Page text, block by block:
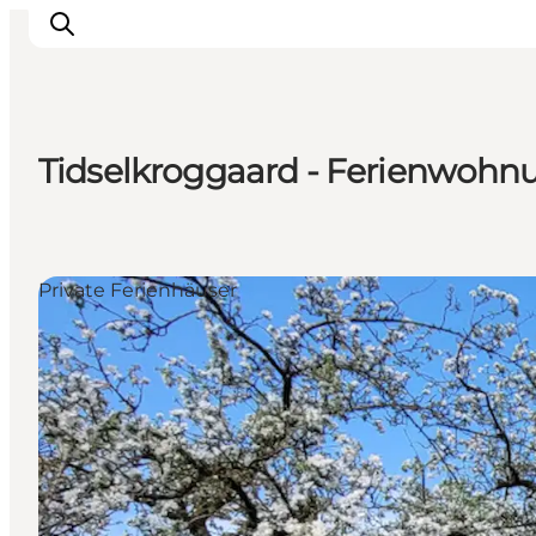
Erlebnisse
Inselhüpfen
Outdoor
Kalender
Tidselkroggaard -
Private Ferienhäuser